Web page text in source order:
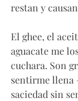
restan y
El ghee, el
aguacate me
cuchara. Son
sentirme llena
saciedad sin